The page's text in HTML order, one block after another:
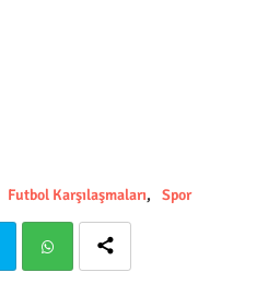
Futbol Karşılaşmaları Spor